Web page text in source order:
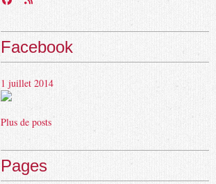
Facebook
1 juillet 2014
Plus de posts
Pages